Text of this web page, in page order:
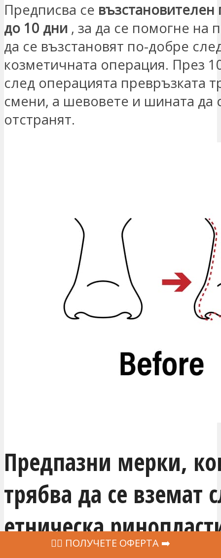
Предписва се
до 10 дни , за да се помогне на
да се възстановят по-добре
козметичната операция. През
след операцията превръзката
смени, а шевовете и шината да
отстранят.
Предпазни мерки,
трябва да се вземат
етническа
‍👩‍⚕ ПОЛУЧЕТЕ ОФЕРТА ➡️